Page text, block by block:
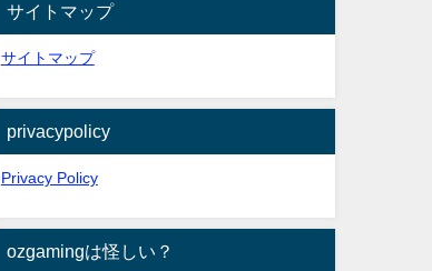
サイトマップ
サイトマップ
privacypolicy
Privacy Policy
ozgamingは怪しい？